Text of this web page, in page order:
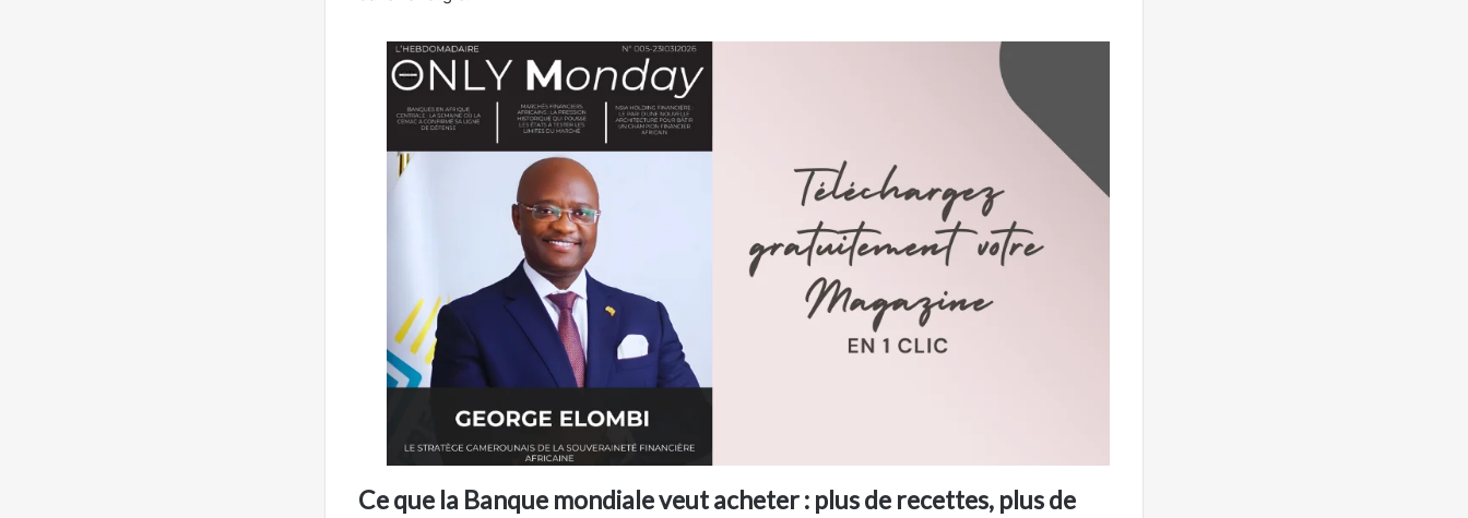
Ce que la Banque mondiale veut acheter : plus de recettes, plus de